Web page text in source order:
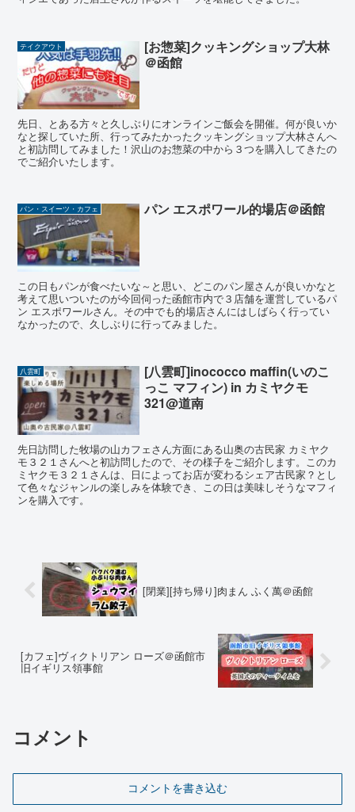
テイクアウト
[お惣菜]クッキングショップ大林
＠函館
先日、とある方々と久しぶりにオンラインご飯会を開催。何が良いか
なと探していた所、行ってみたかったクッキングショップ大林さんへ
と初訪問してみました！沢山のお惣菜の中から３つを購入してきたの
でご紹介いたします。
パン・スイーツ・カフェ パン エスポワール的場店＠函館
この日もパンが食べたいな～と思い、どこのパン屋さんが良いかなと
考えて思いついたのが今回伺った函館市内で３店舗を運営しているパ
ン エスポワールさん。その中でも的場店さんにはしばらく行ってい
なかったので、久しぶりに行ってみました。
八雲町
[八雲町]inococco maffin(いのこ
っこ マフィン) in カミヤクモ
321@道南
先日訪問した牧場の山カフェさん方面にある山奥の古民家 カミヤク
モ３２１さんへと初訪問したので、その様子をご紹介します。このカ
ミヤクモ３２１さんは、日によってお店が変わるシェア古民家？とし
て色々なジャンルの楽しみを体験でき、この日は美味しそうなマフィ
ンを購入です。
[閉業][持ち帰り]肉まん ふく萬＠函館
[カフェ]ヴィクトリアン ローズ＠函館市
旧イギリス領事館
コメント
コメントを書き込む